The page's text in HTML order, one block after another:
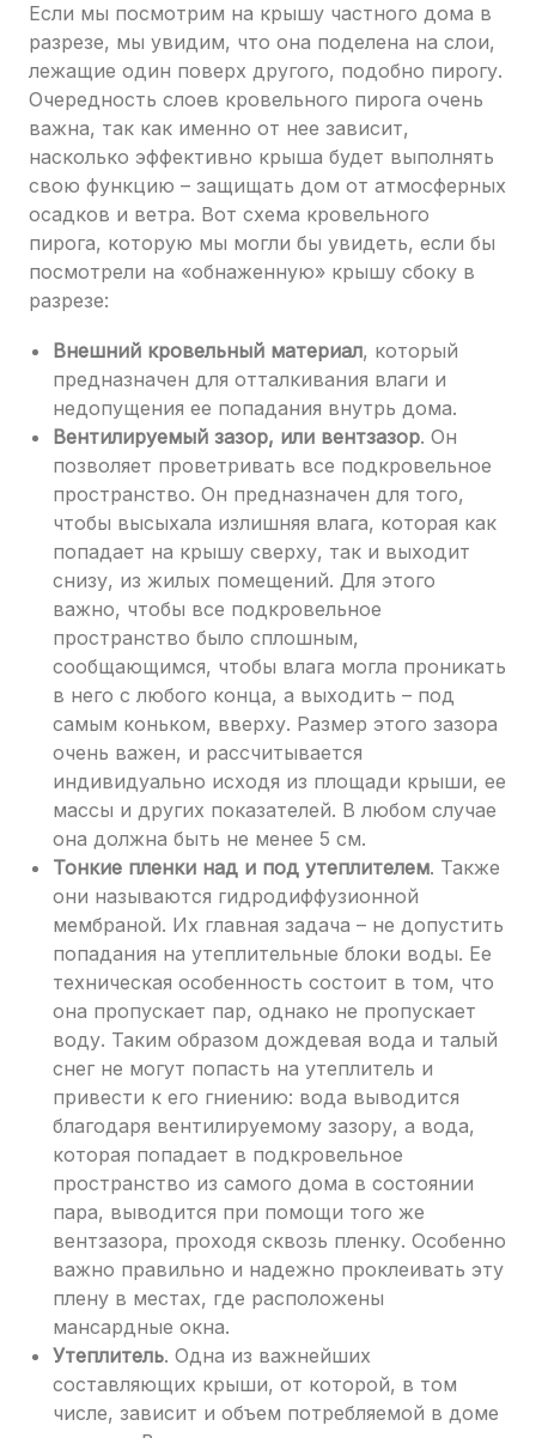
Если мы посмотрим на крышу частного дома в
разрезе, мы увидим, что она поделена на слои,
лежащие один поверх другого, подобно пирогу.
Очередность слоев кровельного пирога очень
важна, так как именно от нее зависит,
насколько эффективно крыша будет выполнять
свою функцию – защищать дом от атмосферных
осадков и ветра. Вот схема кровельного
пирога, которую мы могли бы увидеть, если бы
посмотрели на «обнаженную» крышу сбоку в
разрезе:
Внешний кровельный материал, который
предназначен для отталкивания влаги и
недопущения ее попадания внутрь дома.
Вентилируемый зазор, или вентзазор. Он
позволяет проветривать все подкровельное
пространство. Он предназначен для того,
чтобы высыхала излишняя влага, которая как
попадает на крышу сверху, так и выходит
снизу, из жилых помещений. Для этого
важно, чтобы все подкровельное
пространство было сплошным,
сообщающимся, чтобы влага могла проникать
в него с любого конца, а выходить – под
самым коньком, вверху. Размер этого зазора
очень важен, и рассчитывается
индивидуально исходя из площади крыши, ее
массы и других показателей. В любом случае
она должна быть не менее 5 см.
Тонкие пленки над и под утеплителем. Также
они называются гидродиффузионной
мембраной. Их главная задача – не допустить
попадания на утеплительные блоки воды. Ее
техническая особенность состоит в том, что
она пропускает пар, однако не пропускает
воду. Таким образом дождевая вода и талый
снег не могут попасть на утеплитель и
привести к его гниению: вода выводится
благодаря вентилируемому зазору, а вода,
которая попадает в подкровельное
пространство из самого дома в состоянии
пара, выводится при помощи того же
вентзазора, проходя сквозь пленку. Особенно
важно правильно и надежно проклеивать эту
плену в местах, где расположены
мансардные окна.
Утеплитель. Одна из важнейших
составляющих крыши, от которой, в том
числе, зависит и объем потребляемой в доме